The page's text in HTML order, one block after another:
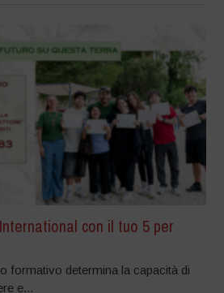
con il tuo 5 per
formativo determina la capacità di
e...